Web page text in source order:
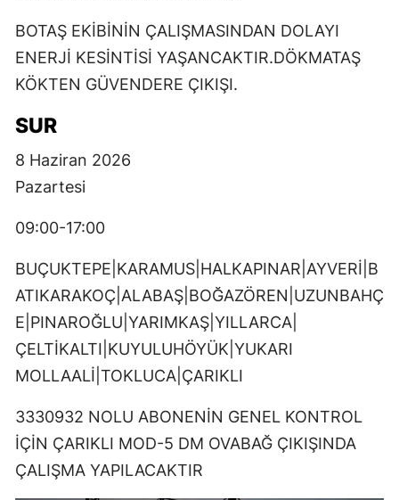
BOTAŞ EKİBİNİN ÇALIŞMASINDAN DOLAYI
ENERJİ KESİNTİSİ YAŞANCAKTIR.DÖKMATAŞ
KÖKTEN GÜVENDERE ÇIKIŞI.
SUR
8 Haziran 2026
Pazartesi
09:00-17:00
BUÇUKTEPE|KARAMUS|HALKAPINAR|AYVERİ|B
ATIKARAKOÇ|ALABAŞ|BOĞAZÖREN|UZUNBAHÇ
E|PINAROĞLU|YARIMKAŞ|YILLARCA|
ÇELTİKALTI|KUYULUHÖYÜK|YUKARI
MOLLAALİ|TOKLUCA|ÇARIKLI
3330932 NOLU ABONENİN GENEL KONTROL
İÇİN ÇARIKLI MOD-5 DM OVABAĞ ÇIKIŞINDA
ÇALIŞMA YAPILACAKTIR